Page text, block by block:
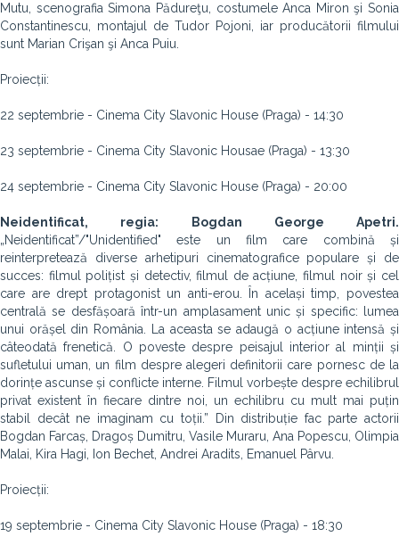
Mutu, scenografia Simona Pădureţu, costumele Anca Miron şi Sonia
Constantinescu, montajul de Tudor Pojoni, iar producătorii filmului
sunt Marian Crişan şi Anca Puiu.
Proiecții:
22 septembrie - Cinema City Slavonic House (Praga) - 14:30
23 septembrie - Cinema City Slavonic Housae (Praga) - 13:30
24 septembrie - Cinema City Slavonic House (Praga) - 20:00
Neidentificat, regia: Bogdan George Apetri.
„Neidentificat”/"Unidentified" este un film care combină și
reinterpretează diverse arhetipuri cinematografice populare și de
succes: filmul polițist și detectiv, filmul de acțiune, filmul noir și cel
care are drept protagonist un anti-erou. În același timp, povestea
centrală se desfășoară într-un amplasament unic și specific: lumea
unui orășel din România. La aceasta se adaugă o acțiune intensă și
câteodată frenetică. O poveste despre peisajul interior al minții și
sufletului uman, un film despre alegeri definitorii care pornesc de la
dorințe ascunse și conflicte interne. Filmul vorbește despre echilibrul
privat existent în fiecare dintre noi, un echilibru cu mult mai puțin
stabil decât ne imaginam cu toții.” Din distribuție fac parte actorii
Bogdan Farcaș, Dragoș Dumitru, Vasile Muraru, Ana Popescu, Olimpia
Malai, Kira Hagi, Ion Bechet, Andrei Aradits, Emanuel Pârvu.
Proiecții:
19 septembrie - Cinema City Slavonic House (Praga) - 18:30